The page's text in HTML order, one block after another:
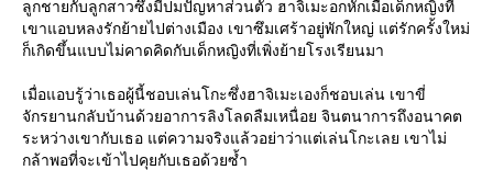
ลูกชายกับลูกสาวซึ่งมีปมปัญหาส่วนตัว ฮาจิเมะอกหักเมื่อเด็กหญิงที่
เขาแอบหลงรักย้ายไปต่างเมือง เขาซึมเศร้าอยู่พักใหญ่ แต่รักครั้งใหม่
ก็เกิดขึ้นแบบไม่คาดคิดกับเด็กหญิงที่เพิ่งย้ายโรงเรียนมา
เมื่อแอบรู้ว่าเธอผู้นี้ชอบเล่นโกะซึ่งฮาจิเมะเองก็ชอบเล่น เขาขี่
จักรยานกลับบ้านด้วยอาการลิงโลดลืมเหนื่อย จินตนาการถึงอนาคต
ระหว่างเขากับเธอ แต่ความจริงแล้วอย่าว่าแต่เล่นโกะเลย เขาไม่
กล้าพอที่จะเข้าไปคุยกับเธอด้วยซ้ำ